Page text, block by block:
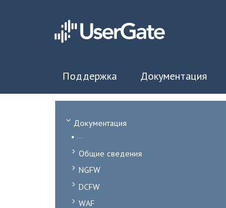
Поддержка Документация
Документация
...
Общие сведения
NGFW
DCFW
WAF